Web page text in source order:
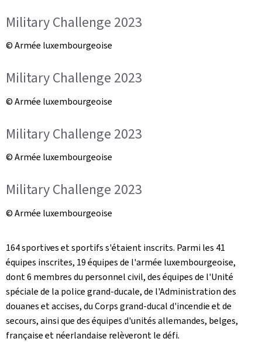
Military Challenge 2023
© Armée luxembourgeoise
Military Challenge 2023
© Armée luxembourgeoise
Military Challenge 2023
© Armée luxembourgeoise
Military Challenge 2023
© Armée luxembourgeoise
164 sportives et sportifs s'étaient inscrits. Parmi les 41
équipes inscrites, 19 équipes de l'armée luxembourgeoise,
dont 6 membres du personnel civil, des équipes de l'Unité
spéciale de la police grand-ducale, de l'Administration des
douanes et accises, du Corps grand-ducal d'incendie et de
secours, ainsi que des équipes d'unités allemandes, belges,
française et néerlandaise relèveront le défi.